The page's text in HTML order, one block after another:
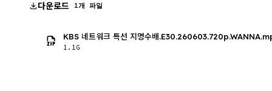
다운로드 1개 파일
KBS 네트워크 특선 지명수배
1.1G